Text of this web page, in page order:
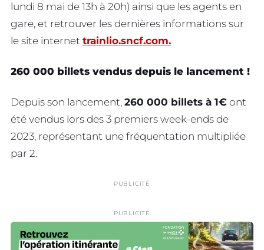
lundi 8 mai de 13h à 20h) ainsi que les agents en
gare, et retrouver les dernières informations sur
le site internet trainlio.sncf.com.
260 000 billets vendus depuis le lancement !
Depuis son lancement, 260 000 billets à 1€ ont
été vendus lors des 3 premiers week-ends de
2023, représentant une fréquentation multipliée
par 2.
PUBLICITÉ
PUBLICITÉ